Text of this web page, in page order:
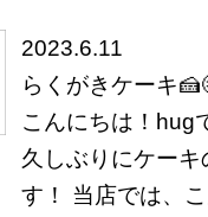
2023.6.11
らくがきケーキ
こんにちは！hug
久しぶりにケーキ
す！ 当店では、